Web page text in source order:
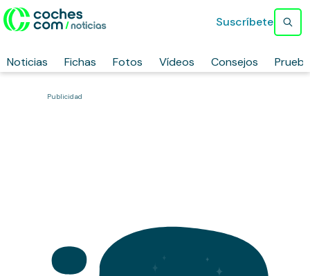
Noticias Fichas Fotos Vídeos Consejos
Suscríbete
Publicidad